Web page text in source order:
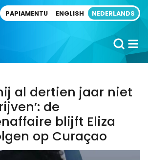
PAPIAMENTU ENGLISH NEDERLANDS
al dertien jaar niet
de
blijft Eliza
op Curaçao